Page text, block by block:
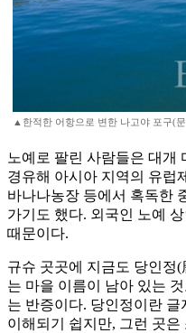
▲한적한 어항으로 변한 나고야 포구(
노예로 팔린 사람들은 대개
경유해 아시아 지역의 유럽
바나나농장 등에서 혹독한
가기도 했다. 외국인 노예
때문이다.
규슈 곳곳에 지금도 당인정
는 마을 이름이 남아 있는
는 반증이다. 당인정이란
이해되기 쉽지만, 그런 곳